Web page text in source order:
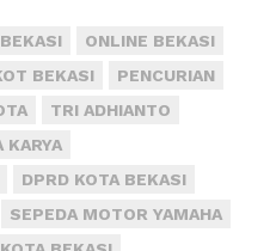
ONLINE BEKASI
BEKASI
PENCURIAN
TRI ADHIANTO
KARYA
DPRD KOTA BEKASI
SEPEDA MOTOR YAMAHA